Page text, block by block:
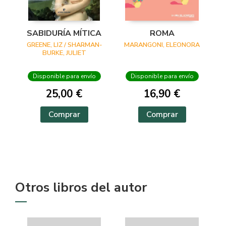
SABIDURÍA MÍTICA
GREENE, LIZ / SHARMAN-
BURKE, JULIET
Disponible para envío
25,00 €
Comprar
ROMA
MARANGONI, ELEONORA
Disponible para envío
16,90 €
Comprar
Otros libros del autor